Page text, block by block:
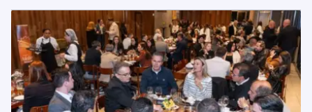
marketing e pela Martin Dog Fron ...